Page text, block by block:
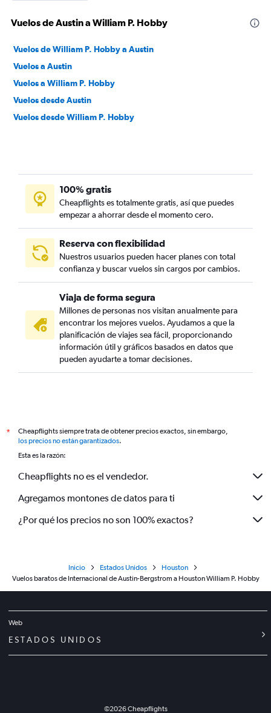
Vuelos de Austin a William P. Hobby
Vuelos de William P. Hobby a Austin
Vuelos a Austin
Vuelos a William P. Hobby
Vuelos desde Austin
Vuelos desde William P. Hobby
100% gratis
Cheapflights es totalmente gratis, así que puedes
empezar a ahorrar desde el momento cero.
Reserva con flexibilidad
Nuestros usuarios pueden hacer planes con total
confianza y buscar vuelos sin cargos por cambios.
Viaja de forma segura
Millones de personas nos visitan anualmente para
encontrar los mejores vuelos. Ayudamos a que la
planificación de viajes sea fácil, proporcionando
información útil y gráficos basados en datos que
pueden ayudarte a tomar decisiones.
*
Cheapflights siempre trata de obtener precios exactos, sin embargo,
los precios no están garantizados.
Esta es la razón:
Cheapflights no es el vendedor.
Agregamos montones de datos para ti
¿Por qué los precios no son 100% exactos?
Inicio Estados Unidos
Houston
Vuelos baratos de Internacional de Austin-Bergstrom a Houston William P. Hobby
Web
ESTADOS UNIDOS
©2026Cheapflights